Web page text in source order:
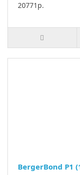
20771р.
BergerBond P1